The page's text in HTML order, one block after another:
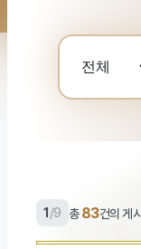
1 /9 총83건의 게